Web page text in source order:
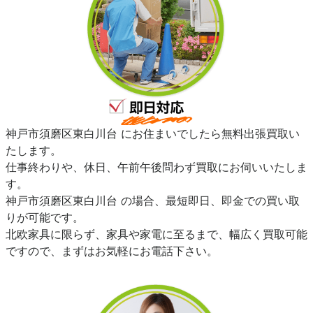
神戸市須磨区東白川台 にお住まいでしたら無料出張買取い
たします。
仕事終わりや、休日、午前午後問わず買取にお伺いいたしま
す。
神戸市須磨区東白川台 の場合、最短即日、即金での買い取
りが可能です。
北欧家具に限らず、家具や家電に至るまで、幅広く買取可能
ですので、まずはお気軽にお電話下さい。